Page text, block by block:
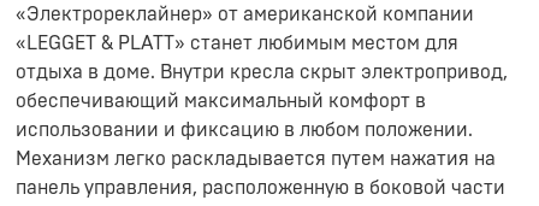
«Электрореклайнер» от американской компании
«LEGGET & PLATT» станет любимым местом для
отдыха в доме. Внутри кресла скрыт электропривод,
обеспечивающий максимальный комфорт в
использовании и фиксацию в любом положении.
Механизм легко раскладывается путем нажатия на
панель управления, расположенную в боковой части